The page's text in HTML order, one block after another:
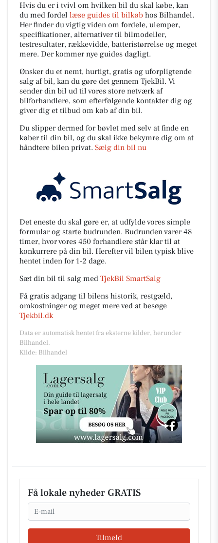
Hvis du er i tvivl om hvilken bil du skal købe, kan
du med fordel læse guides til bilkøb hos Bilhandel.
Her finder du vigtig viden om fordele, ulemper,
specifikationer, alternativer til bilmodeller,
testresultater, rækkevidde, batteristørrelse og meget
mere. Der kommer nye guides dagligt.
Ønsker du et nemt, hurtigt, gratis og uforpligtende
salg af bil, kan du gøre det gennem TjekBil. Vi
sender din bil ud til vores store netværk af
bilforhandlere, som efterfølgende kontakter dig og
giver dig et tilbud om køb af din bil.
Du slipper dermed for bøvlet med selv at finde en
køber til din bil, og du skal ikke bekymre dig om at
håndtere bilen privat. Sælg din bil nu
Det eneste du skal gøre er, at udfylde vores simple
formular og starte budrunden. Budrunden varer 48
timer, hvor vores 450 forhandlere står klar til at
konkurrere på din bil. Herefter vil bilen typisk blive
hentet inden for 1-2 dage.
Sæt din bil til salg med TjekBil SmartSalg
Få gratis adgang til bilens historik, restgæld,
omkostninger og meget mere ved at besøge
Tjekbil.dk
Data er automatisk hentet fra eksterne kilder, herunder
Bilhandel.
Kilde: Bilhandel
Få lokale nyheder GRATIS
Email
Tilmeld